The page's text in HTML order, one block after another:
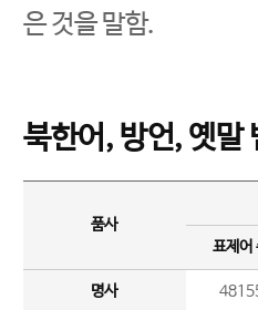
은 것을 말함.
북한어, 방언, 옛말
품사
표제어
명사